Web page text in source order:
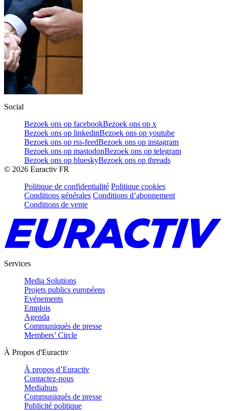
Social
Bezoek ons op facebookBezoek ons op x
Bezoek ons op linkedinBezoek ons op youtube
Bezoek ons op rss-feedBezoek ons op instagram
Bezoek ons op mastodonBezoek ons op telegram
Bezoek ons op blueskyBezoek ons op threads
© 2026 Euractiv FR
Politique de confidentialité Politique cookies
Conditions générales Conditions d’abonnement
Conditions de vente
Services
Media Solutions
Projets publics européens
Evénements
Emplois
Agenda
Communiqués de presse
Members’ Circle
À Propos d'Euractiv
À propos d’Euractiv
Contactez-nous
Mediahuis
Communiqués de presse
Publicité politique